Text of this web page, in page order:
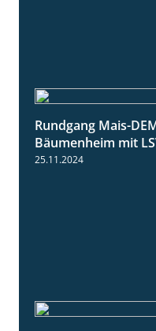
Rundgang Mais-
Bäumenheim mit
25.11.2024